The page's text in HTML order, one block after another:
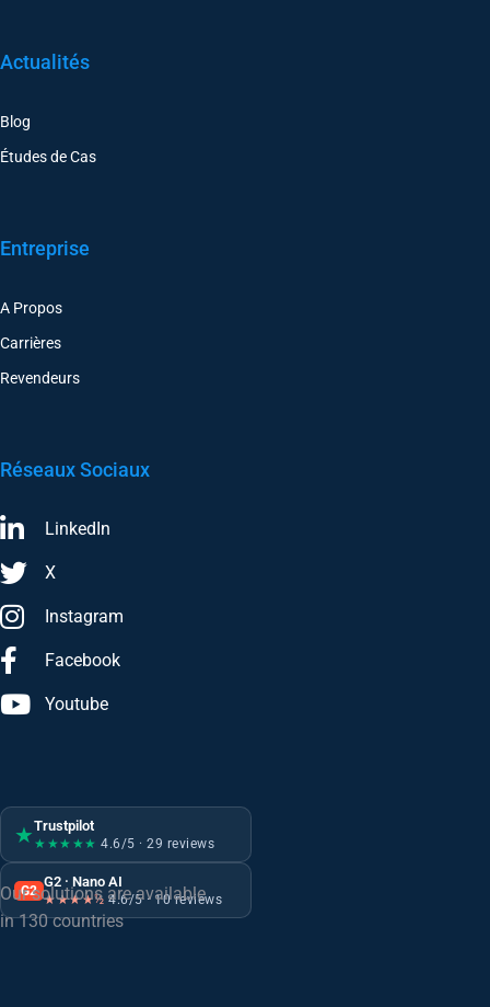
Actualités
Blog
Études de Cas
Entreprise
A Propos
Carrières
Revendeurs
Réseaux Sociaux
LinkedIn
X
Instagram
Facebook
Youtube
G2
G2 · Nano AI
★★★★½ 4.6/5 · 10 reviews
★Trustpilot
★★★★★ 4.6/5 · 29 reviews
Our solutions are available
in 130 countries